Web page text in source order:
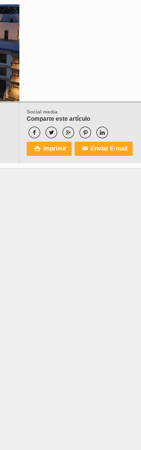
Social media
Comparte este artículo
    
 Imprimir ✉ Enviar E-mail